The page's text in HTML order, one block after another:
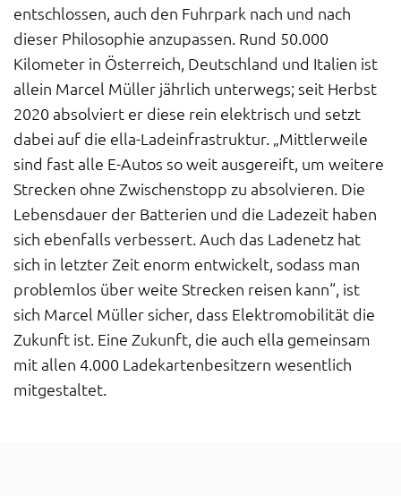
entschlossen, auch den Fuhrpark nach und nach
dieser Philosophie anzupassen. Rund 50.000
Kilometer in Österreich, Deutschland und Italien ist
allein Marcel Müller jährlich unterwegs; seit Herbst
2020 absolviert er diese rein elektrisch und setzt
dabei auf die ella-Ladeinfrastruktur. „Mittlerweile
sind fast alle E-Autos so weit ausgereift, um weitere
Strecken ohne Zwischenstopp zu absolvieren. Die
Lebensdauer der Batterien und die Ladezeit haben
sich ebenfalls verbessert. Auch das Ladenetz hat
sich in letzter Zeit enorm entwickelt, sodass man
problemlos über weite Strecken reisen kann“, ist
sich Marcel Müller sicher, dass Elektromobilität die
Zukunft ist. Eine Zukunft, die auch ella gemeinsam
mit allen 4.000 Ladekartenbesitzern wesentlich
mitgestaltet.